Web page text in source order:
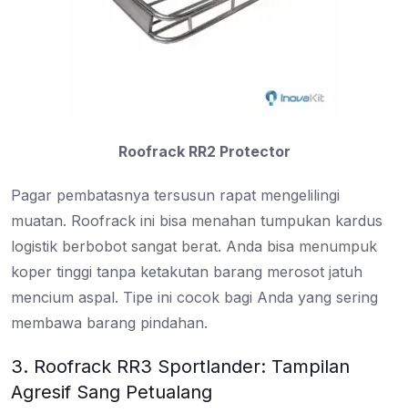
Roofrack RR2 Protector
Pagar pembatasnya tersusun rapat mengelilingi
muatan. Roofrack ini bisa menahan tumpukan kardus
logistik berbobot sangat berat. Anda bisa menumpuk
koper tinggi tanpa ketakutan barang merosot jatuh
mencium aspal. Tipe ini cocok bagi Anda yang sering
membawa barang pindahan.
3. Roofrack RR3 Sportlander: Tampilan
Agresif Sang Petualang